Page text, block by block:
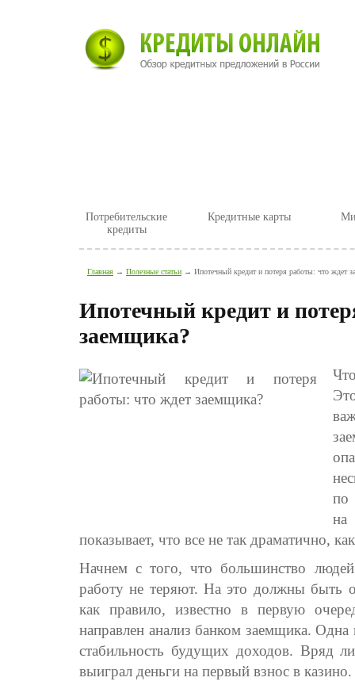
Потребительские
кредиты
Кредитные карты
Главная → Полезные статьи → Ипотечный кредит и потеря работы: что ждет
Ипотечный кредит и
заемщика?
по
показывает, что все не так драматично,
Начнем с того, что большинство
работу не теряют. На это должны быть
как правило, известно в первую
направлен анализ банком заемщика. Одна
стабильность будущих доходов. Вряд
выиграл деньги на первый взнос в казино.